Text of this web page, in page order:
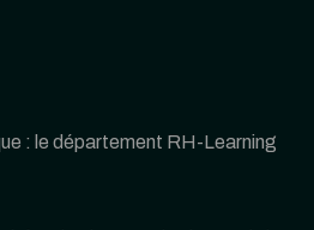
: le département RH-Learning